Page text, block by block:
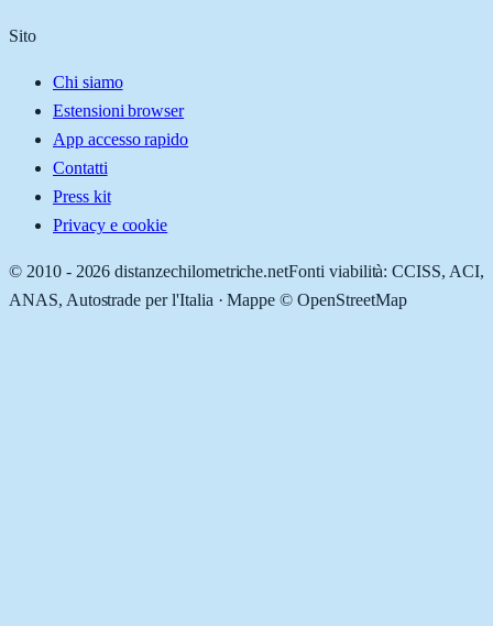
Sito
Chi siamo
Estensioni browser
App accesso rapido
Contatti
Press kit
Privacy e cookie
© 2010 - 2026 distanzechilometriche.netFonti viabilità: CCISS, ACI,
ANAS, Autostrade per l'Italia · Mappe © OpenStreetMap